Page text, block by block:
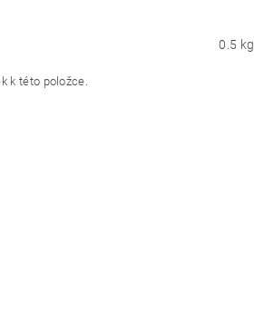
0.5 kg
k této položce.